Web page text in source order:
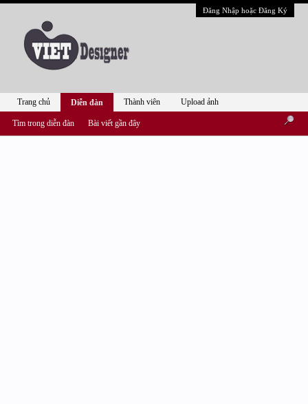
Đăng Nhập hoặc Đăng Ký
Trang chủ Diễn đàn
Tìm trong diễn đàn Bài viết gần đây
Thành viên Upload ảnh